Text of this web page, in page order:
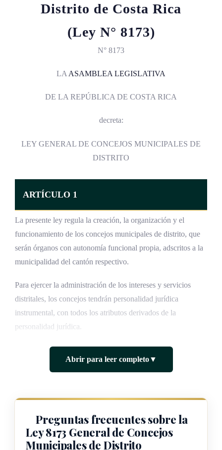
Distrito de Costa Rica
(Ley N° 8173)
N° 8173
LA ASAMBLEA LEGISLATIVA
DE LA REPÚBLICA DE COSTA RICA
decreta:
LEY GENERAL DE CONCEJOS MUNICIPALES DE
DISTRITO
ARTÍCULO 1
La presente ley regula la creación, la organización y el
funcionamiento de los concejos municipales de distrito, que
serán órganos con autonomía funcional propia, adscritos a la
municipalidad del cantón respectivo.
Para ejercer la administración de los intereses y servicios
distritales, los concejos tendrán personalidad jurídica
instrumental, con todos los atributos derivados de la
personalidad jurídica.
Como órganos adscritos los concejos tendrán, con la
municipalidad de que forman parte, los ligámenes que
distritales se ejercerá por un cuerpo de concejales y por un
intendente, con sujeción a los ligámenes que se dispongan.
Abrir para leer completo▼
Preguntas frecuentes sobre la
Ley 8173 General de Concejos
Municipales de Distrito